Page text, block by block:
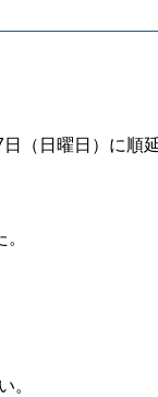
（日曜日）に順延
。